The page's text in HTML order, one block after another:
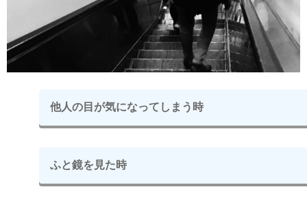
他人の目が気になってしまう時
ふと鏡を見た時